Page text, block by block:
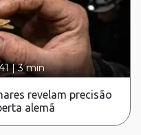
|3 min
revelam precisão
alemã